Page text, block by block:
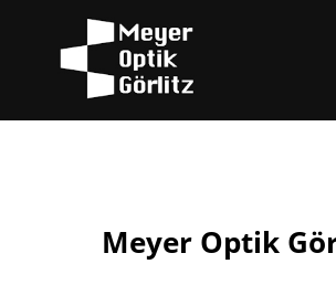
Meyer Optik